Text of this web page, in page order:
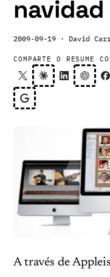
navidad
2009-09-19 · David
COMPARTE O RESUME
A través de